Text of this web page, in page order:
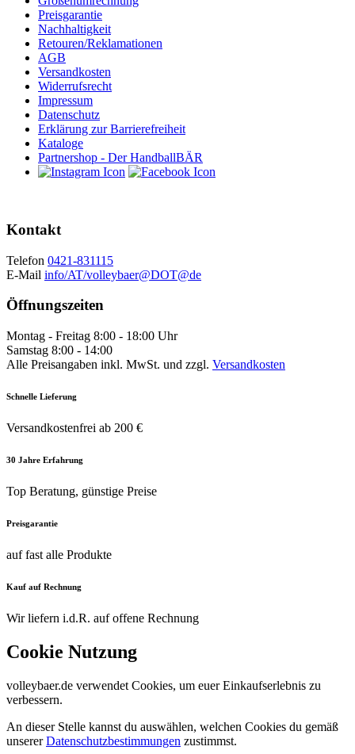
Preisgarantie
Nachhaltigkeit
Retouren/Reklamationen
AGB
Versandkosten
Widerrufsrecht
Impressum
Datenschutz
Erklärung zur Barrierefreiheit
Kataloge
Partnershop - Der HandballBÄR
Kontakt
Telefon 0421-831115
E-Mail info/AT/volleybaer@DOT@de
Öffnungszeiten
Montag - Freitag 8:00 - 18:00 Uhr
Samstag 8:00 - 14:00
Alle Preisangaben inkl. MwSt. und zzgl. Versandkosten
Schnelle Lieferung
Versandkostenfrei ab 200 €
30 Jahre Erfahrung
Top Beratung, günstige Preise
Preisgarantie
auf fast alle Produkte
Kauf auf Rechnung
Wir liefern i.d.R. auf offene Rechnung
Cookie Nutzung
volleybaer.de verwendet Cookies, um euer Einkaufserlebnis zu
verbessern.
An dieser Stelle kannst du auswählen, welchen Cookies du gemäß
unsererDatenschutzbestimmungen zustimmst.